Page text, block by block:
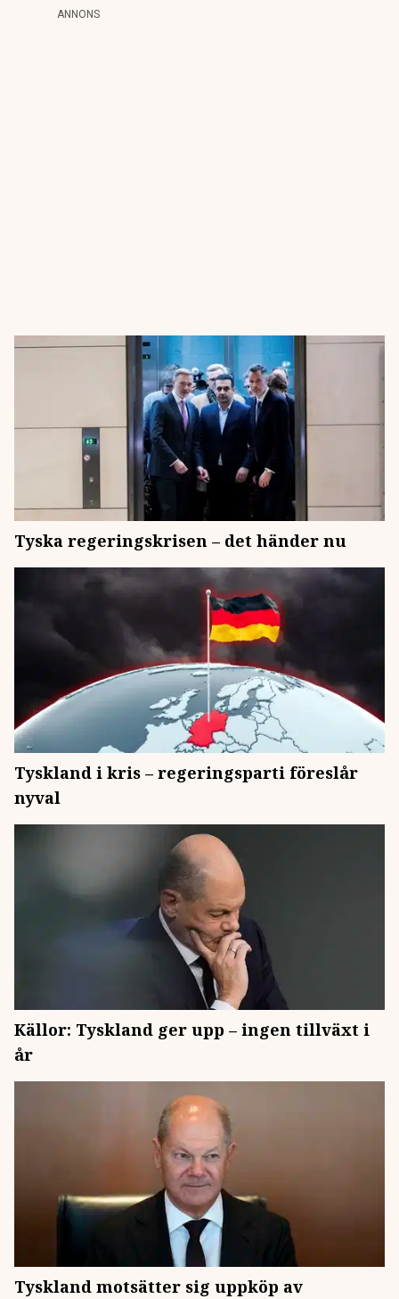
ANNONS
Tyska regeringskrisen – det händer nu
Tyskland i kris – regeringsparti föreslår
nyval
Källor: Tyskland ger upp – ingen tillväxt i
år
Tyskland motsätter sig uppköp av